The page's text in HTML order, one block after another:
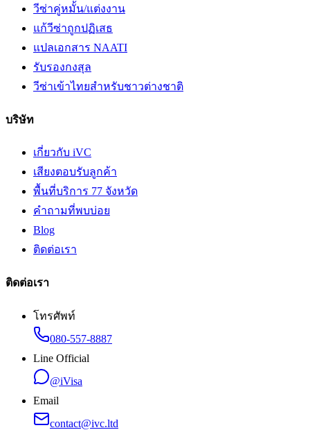
วีซ่าคู่หมั้น/แต่งงาน
แก้วีซ่าถูกปฏิเสธ
แปลเอกสาร NAATI
รับรองกงสุล
วีซ่าเข้าไทยสำหรับชาวต่างชาติ
บริษัท
เกี่ยวกับ iVC
เสียงตอบรับลูกค้า
พื้นที่บริการ 77 จังหวัด
คำถามที่พบบ่อย
Blog
ติดต่อเรา
ติดต่อเรา
โทรศัพท์
080-557-8887
Line Official
@iVisa
Email
contact@ivc.ltd